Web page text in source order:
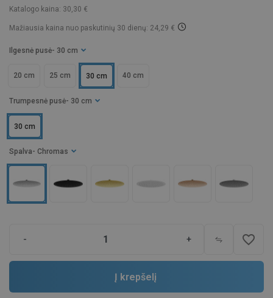
Katalogo kaina: 30,30 €
Mažiausia kaina nuo paskutinių 30 dienų: 24,29 €
Ilgesnė pusė - 30 cm
20 cm 25 cm 30 cm 40 cm
Trumpesnė pusė - 30 cm
30 cm
Spalva - Chromas
- + favorite_border
Į krepšelį